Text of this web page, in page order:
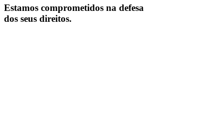
Estamos comprometidos na defesa
dos seus direitos.